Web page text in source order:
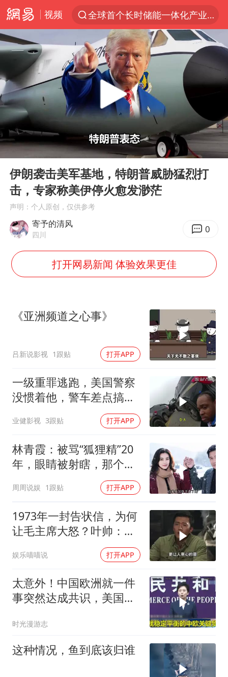
视频
全球首个长时储能一体化产业园量产
“电影+”如何激发千亿级消费新活力？
泉州市委书记张毅恭被查
胜宏科技：股票交易异常波动
“秋天的第一杯奶茶”6岁了
四川宜宾市高县4.9级地震致1人死亡
上海：台风白海豚或将带来龙卷风
中巨芯：上半年归母净利润1405.77万元
国乒男单横滨冠军赛全军覆没
38岁演员求职万岁山NPC成功
胡彦斌获《歌手2026》歌王
美股存储板块集体大跌
日本试射“战斧”导弹，国防部回应
中国女篮70-67险胜尼日利亚女篮
名创优品回应女子吐槽内裤质量差
夯实基础开新局
Play
00:00 03:44
伊朗袭击美军基地，特朗普威胁猛烈打
击，专家称美伊停火愈发渺茫
声明：个人原创，仅供参考
寄予的清风
四川 0
打开网易新闻 体验效果更佳
《亚洲频道之心事》
吕新说影视 1跟贴 打开APP
一级重罪逃跑，美国警察
没惯着他，警车差点搞报
业健影视 3跟贴 打开APP
林青霞：被骂“狐狸精”20
年，眼睛被射瞎，那个男
人只问了一句“谁来出机票
钱？”
周周说娱 1跟贴 打开APP
1973年一封告状信，为何
让毛主席大怒？叶帅：杀
娱乐喵喵说 打开APP
太意外！中国欧洲就一件
事突然达成共识，美国这
时光漫游志
这种情况，鱼到底该归谁